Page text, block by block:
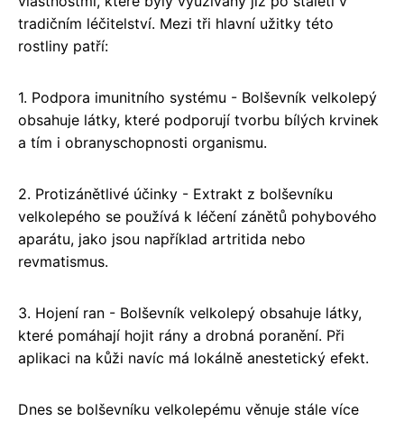
tradičním léčitelství. Mezi tři hlavní užitky této
rostliny patří:
1. Podpora imunitního systému - Bolševník velkolepý
obsahuje látky, které podporují tvorbu bílých krvinek
a tím i obranyschopnosti organismu.
2. Protizánětlivé účinky - Extrakt z bolševníku
velkolepého se používá k léčení zánětů pohybového
aparátu, jako jsou například artritida nebo
revmatismus.
3. Hojení ran - Bolševník velkolepý obsahuje látky,
které pomáhají hojit rány a drobná poranění. Při
aplikaci na kůži navíc má lokálně anestetický efekt.
Dnes se bolševníku velkolepému věnuje stále více